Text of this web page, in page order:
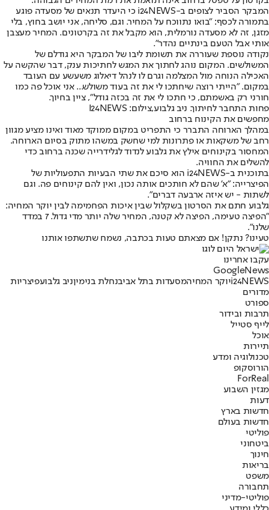
המבקר הסביר לצופים ב-i24NEWS כי היעדר תנאים של מסעדה פוגע
בתמורה לכסף: "בואו נתווכח על המחיר. וגם, סליחה, אני יושב בחוץ, בלי
מזגן, זה לא מסעדה נורמלית, הוא מקבל את זה בקרטונים. המחיר מעצבן
אותי אבל הטעם בינתיים נהדר".
נקודה נוספת שעוררה את תשומת ליבו של המבקר היא גודלם של
המשולשים. המקום נוהג לחתוך את המגש לחתיכות ענק, דבר שהקשה על
האכילה הנוחה מול המצלמה וגרם לו לנהל דיאלוג משעשע עם העובד
במקום. "הייתי רוצה שיחתכו לי את זה בעוד משולש... אני אוכל פה כמו
חורני רק באשמתם, כי חתכו לי את זה בכזה גודל", ציין בחיוך.
פחות התחבר לחיתוך. ניב גלבוע,צילום: I24NEWS
מחפשים את הקינוח ברחוב
במהלך הארוחה התברר כי התפריט במקום ממוקד מאוד ואינו מציע מגוון
רחב של משקאות או פתרונות למי שחשק במשהו מתוק בסיום הארוחה.
המחסור בקינוחים אילץ את גלבוע לנדוד לגלידרייה שכנה ברחוב כדי
להשלים את החוויה.
בתוכנית ב-i24NEWS הוא סיכם את שתי הבעיות התפעוליות של
הפיצרייה: "א' שהם לא חותכים אותה נכון, ואין להם קינוחים פה. וגם
לשתות - יש איזה ארבעה דברים".
גלבוע חתם את הסרטון בשקלול שבין איכות הפחמימה לבין יוקר המחיה:
"הפיצה טעימה, הפיצה לא קטנה, המחיר שלה יותר מדי גדול. 7 במדד
שלנו".
טעינו? נתקן! אם מצאתם טעות בכתבה, נשמח שתשתפו אותנו
עקבו אחרינו
Googl eNews
i24NEWSיוקר המחיהמסעדות בתל אביבנחלת בנימיןניב גלבועפיצריות
מדורים
ספורט
תרבות ובידור
לייף סטייל
אוכל
תיירות
טכנולוגיה ומדע
הורוסקופ
ForReal
מגזין השבוע
דעות
חדשות בארץ
חדשות בעולם
פוליטי
ביטחוני
חינוך
בריאות
משפט
תחבורה
פוליטי-מדיני